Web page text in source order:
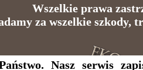
Wszelkie prawa
za wszelkie szkody,
Nasz serwis